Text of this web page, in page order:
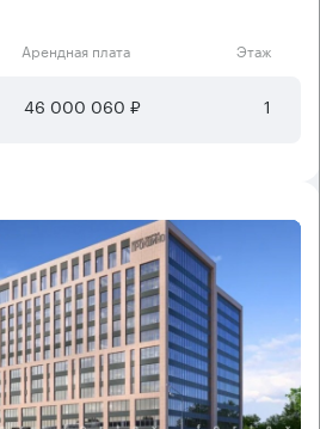
Арендная плата Этаж
46 000 060 ₽ 1